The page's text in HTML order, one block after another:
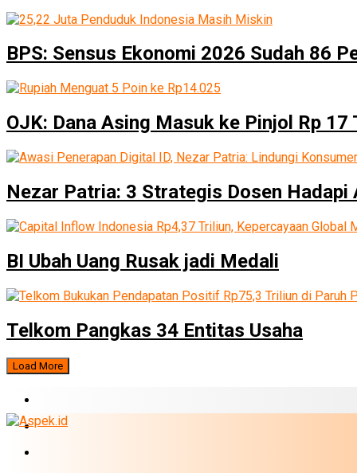
BPS: Sensus Ekonomi 2026 Sudah 86
OJK: Dana Asing Masuk ke Pinjol Rp 17
Nezar Patria: 3 Strategis Dosen Hadapi
BI Ubah Uang Rusak jadi Medali
Telkom Pangkas 34 Entitas Usaha
Load More
BUMN